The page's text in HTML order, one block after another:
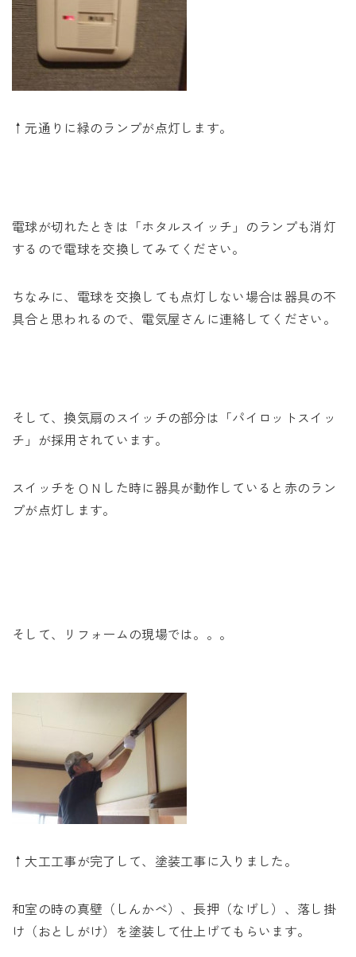
↑元通りに緑のランプが点灯します。
電球が切れたときは「ホタルスイッチ」のランプも消灯
するので電球を交換してみてください。
ちなみに、電球を交換しても点灯しない場合は器具の不
具合と思われるので、電気屋さんに連絡してください。
そして、換気扇のスイッチの部分は「パイロットスイッ
チ」が採用されています。
スイッチをＯＮした時に器具が動作していると赤のラン
プが点灯します。
そして、リフォームの現場では。。。
↑大工工事が完了して、塗装工事に入りました。
和室の時の真壁（しんかべ）、長押（なげし）、落し掛
け（おとしがけ）を塗装して仕上げてもらいます。